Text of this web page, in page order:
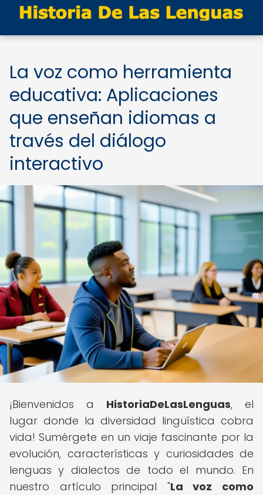
La voz como herramienta
educativa: Aplicaciones
que enseñan idiomas a
través del diálogo
interactivo
¡Bienvenidos a HistoriaDeLasLenguas, el
lugar donde la diversidad lingüística cobra
vida! Sumérgete en un viaje fascinante por la
evolución, características y curiosidades de
lenguas y dialectos de todo el mundo. En
nuestro artículo principal "La voz como